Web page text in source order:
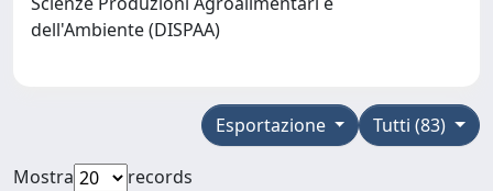
dell'Ambiente (DISPAA)
Tutti (83)
Esportazione
Mostra
records